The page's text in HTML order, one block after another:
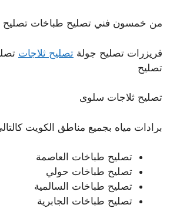
من خمسون فني تصليح طباخات تصليح
فريزرات تصليح جولة تصليح ثلاجات
تصليح
تصليح ثلاجات سلوى
برادات مياه بجميع مناطق الكويت
تصليح طباخات العاصمة
تصليح طباخات حولي
تصليح طباخات السالمية
تصليح طباخات الجابرية